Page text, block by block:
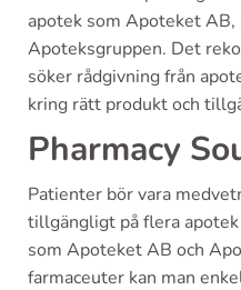
apotek som Apoteket AB,
Apoteksgruppen. Det
söker rådgivning från
kring rätt produkt och
Pharmacy
Patienter bör vara
tillgängligt på flera
som Apoteket AB och
farmaceuter kan man